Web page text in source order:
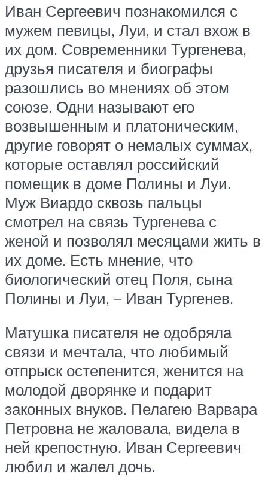
Иван Сергеевич познакомился с
мужем певицы, Луи, и стал вхож в
их дом. Современники Тургенева,
друзья писателя и биографы
разошлись во мнениях об этом
союзе. Одни называют его
возвышенным и платоническим,
другие говорят о немалых суммах,
которые оставлял российский
помещик в доме Полины и Луи.
Муж Виардо сквозь пальцы
смотрел на связь Тургенева с
женой и позволял месяцами жить в
их доме. Есть мнение, что
биологический отец Поля, сына
Полины и Луи, – Иван Тургенев.
Матушка писателя не одобряла
связи и мечтала, что любимый
отпрыск остепенится, женится на
молодой дворянке и подарит
законных внуков. Пелагею Варвара
Петровна не жаловала, видела в
ней крепостную. Иван Сергеевич
любил и жалел дочь.